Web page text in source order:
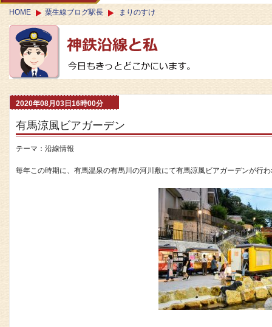
HOME 粟生線ブログ駅長 まりのすけ
2020年08月03日16時00分
有馬涼風ビアガーデン
テーマ： 沿線情報
毎年この時期に、有馬温泉の有馬川の河川敷にて有馬涼風ビアガーデンが行